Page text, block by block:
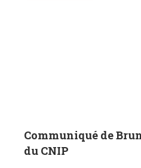
Communiqué de
du CNIP